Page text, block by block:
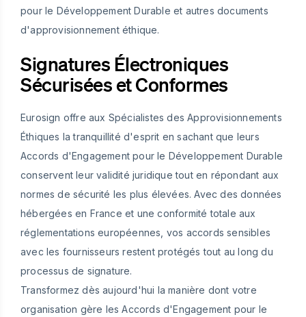
pour le Développement Durable et autres documents
d'approvisionnement éthique.
Signatures Électroniques
Sécurisées et Conformes
Eurosign offre aux Spécialistes des Approvisionnements
Éthiques la tranquillité d'esprit en sachant que leurs
Accords d'Engagement pour le Développement Durable
conservent leur validité juridique tout en répondant aux
normes de sécurité les plus élevées. Avec des données
hébergées en France et une conformité totale aux
réglementations européennes, vos accords sensibles
avec les fournisseurs restent protégés tout au long du
processus de signature.
Transformez dès aujourd'hui la manière dont votre
organisation gère les Accords d'Engagement pour le